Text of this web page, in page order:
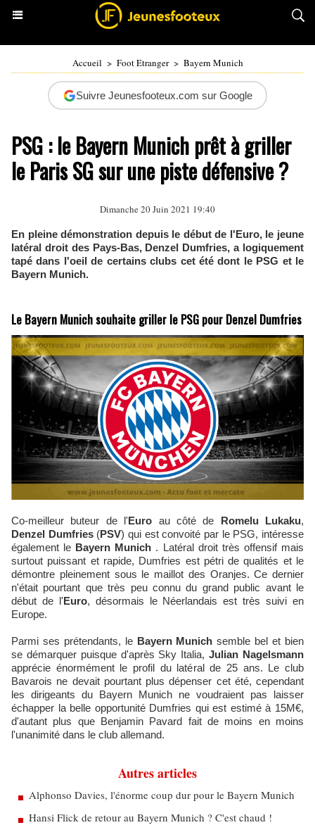
Accueil > Foot Etranger > Bayern Munich
Suivre Jeunesfooteux.com sur Google
PSG : le Bayern Munich prêt à griller
le Paris SG sur une piste défensive ?
Dimanche 20 Juin 2021 19:40
En pleine démonstration depuis le début de l'Euro, le jeune
latéral droit des Pays-Bas, Denzel Dumfries, a logiquement
tapé dans l'oeil de certains clubs cet été dont le PSG et le
Bayern Munich.
Le Bayern Munich souhaite griller le PSG pour Denzel Dumfries
Co-meilleur buteur de l'Euro au côté de Romelu Lukaku,
Denzel Dumfries(PSV) qui est convoité par le PSG, intéresse
également le Bayern Munich . Latéral droit très offensif mais
surtout puissant et rapide, Dumfries est pétri de qualités et le
démontre pleinement sous le maillot des Oranjes. Ce dernier
n'était pourtant que très peu connu du grand public avant le
début de l'Euro, désormais le Néerlandais est très suivi en
Europe.
Parmi ses prétendants, le Bayern Munichsemble bel et bien
se démarquer puisque d'après Sky Italia,Julian Nagelsmann
apprécie énormément le profil du latéral de 25 ans. Le club
Bavarois ne devait pourtant plus dépenser cet été, cependant
les dirigeants du Bayern Munich ne voudraient pas laisser
échapper la belle opportunité Dumfries qui est estimé à 15M€,
d'autant plus que Benjamin Pavard fait de moins en moins
l'unanimité dans le club allemand.
Autres articles
Alphonso Davies, l'énorme coup dur pour le Bayern Munich
Hansi Flick de retour au Bayern Munich ? C'est chaud !